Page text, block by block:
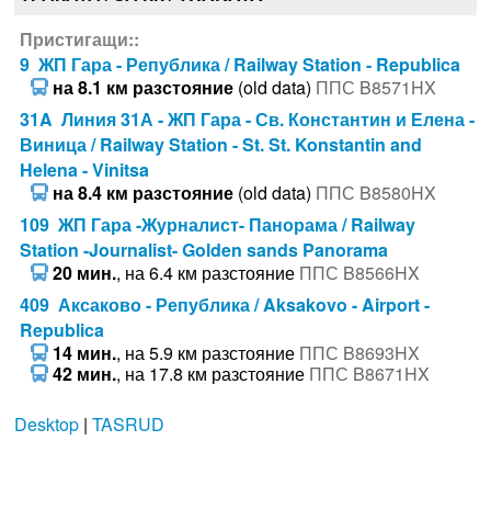
Пристигащи::
9 ЖП Гара - Република / Railway Station - Republica
на 8.1 км разстояние(old data) ППС B8571HX
31A Линия 31А - ЖП Гара - Св. Константин и Елена -
Виница / Railway Station - St. St. Konstantin and
Helena - Vinitsa
на 8.4 км разстояние(old data) ППС B8580HX
109 ЖП Гара -Журналист- Панорама / Railway
Station -Journalist- Golden sands Panorama
20 мин., на 6.4 км разстояние ППС B8566HX
409 Аксаково - Република / Aksakovo - Airport -
Republica
14 мин., на 5.9 км разстояние ППС B8693HX
42 мин., на 17.8 км разстояние ППС B8671HX
Desktop| TASRUD